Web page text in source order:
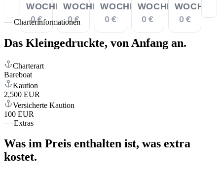
WOCHE
0 €
WOCHE
0 €
WOCHE
0 €
WOCHE
0 €
WOCHE
0 €
— Charterinformationen
Das Kleingedruckte, von Anfang an.
Charterart
Bareboat
Kaution
2,500 EUR
Versicherte Kaution
100 EUR
— Extras
Was im Preis enthalten ist, was extra
kostet.